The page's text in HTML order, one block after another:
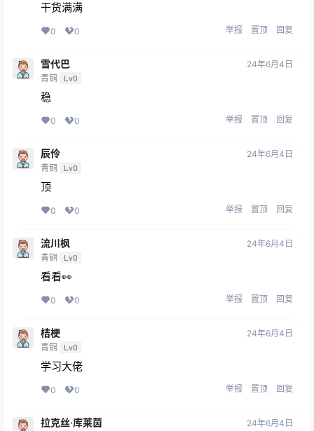
干货满满
0 0 举报 置顶 回复
雪代巴
青铜 Lv0
24年6月4日
稳
0 0 举报 置顶 回复
辰伶
青铜 Lv0
24年6月4日
顶
0 0 举报 置顶 回复
流川枫
青铜 Lv0
24年6月4日
看看👀
0 0 举报 置顶 回复
桔梗
青铜 Lv0
24年6月4日
学习大佬
0 0 举报 置顶 回复
拉克丝·库莱茵 24年6月4日